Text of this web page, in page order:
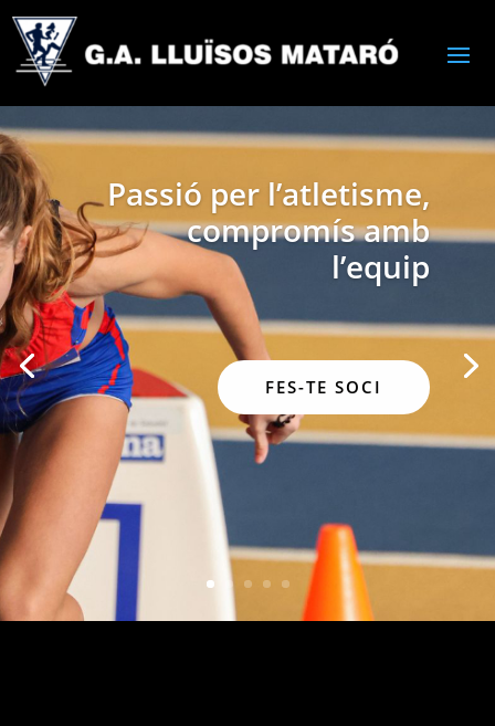
Passió per l’atletisme,
compromís amb
l’equip
FES-TE SOCI